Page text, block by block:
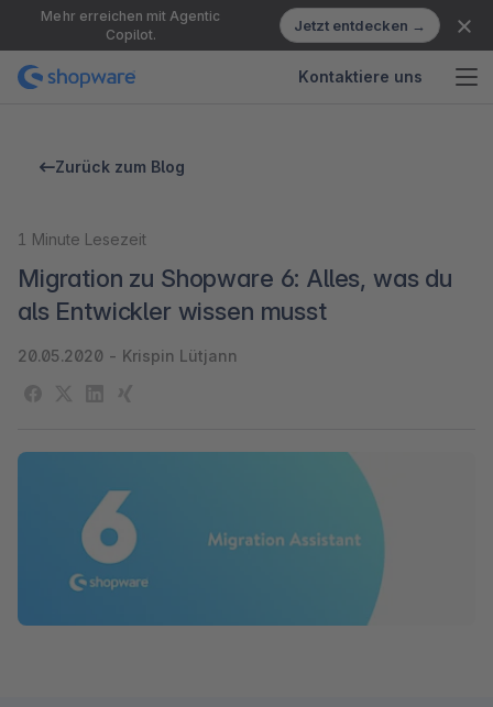
Mehr erreichen mit Agentic
Copilot.
Jetzt entdecken →
Kontaktiere uns
Zurück zum Blog
1 Minute Lesezeit
Migration zu Shopware 6: Alles, was du
als Entwickler wissen musst
20.05.2020 - Krispin Lütjann